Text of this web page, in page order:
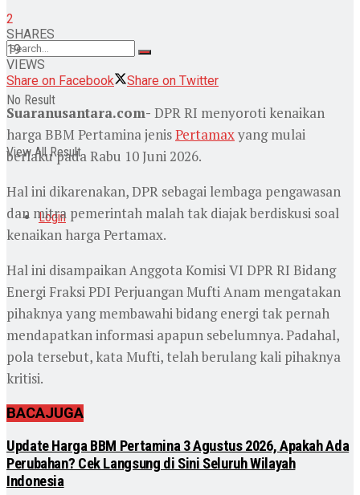
No Result
View All Result
Login
2
SHARES
19
VIEWS
Share on Facebook
Share on Twitter
Suaranusantara.com- DPR RI menyoroti kenaikan
harga BBM Pertamina jenisPertamaxyang mulai
berlaku pada Rabu 10 Juni 2026.
Hal ini dikarenakan, DPR sebagai lembaga pengawasan
dan mitra pemerintah malah tak diajak berdiskusi soal
kenaikan harga Pertamax.
Hal ini disampaikan Anggota Komisi VI DPR RI Bidang
Energi Fraksi PDI Perjuangan Mufti Anam mengatakan
pihaknya yang membawahi bidang energi tak pernah
mendapatkan informasi apapun sebelumnya. Padahal,
pola tersebut, kata Mufti, telah berulang kali pihaknya
kritisi.
BACAJUGA
Update Harga BBM Pertamina 3 Agustus 2026, Apakah Ada
Perubahan? Cek Langsung di Sini Seluruh Wilayah
Indonesia